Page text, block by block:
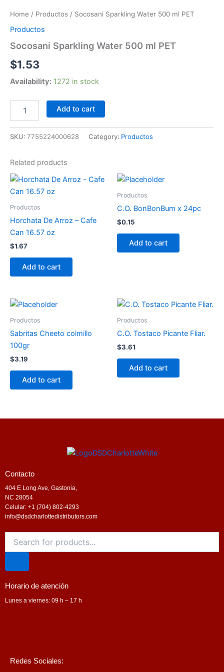
Home / Productos / Socosani Sparkling Water 500 ml PET
Productos
Socosani Sparkling Water 500 ml PET
$1.53
Availability: 1272 in stock
500
ml
quantity
Add to cart
SKU: 7755224000628 Category: Productos
Related products
Productos
Horchata De Arroz – Cafe
Can 16.57 oz
$1.67
Add to cart
Productos
C.O. BonBonBum x 24pc
$0.15
Add to cart
Productos
Sabritas Cheeto colmillo
100gr
$3.19
Add to cart
Productos
C.O. Tostaco Picante Fliar.
$3.61
Add to cart
Contacto
404 E Long Ave, Gastonia,
NC 28054
Celular: +1 (704) 802-4293
info@dsdcharlottedistributors.com
search
Horario de atención
Lunes a viernes: 09 h – 17 h
Redes Sociales: